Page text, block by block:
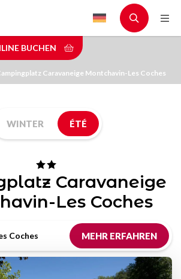
BUCHEN
Caravaneige Montchavin-Les Coches
WINTER ÉTÉ
Caravaneige
Les Coches
Coches MEHR ERFAHREN